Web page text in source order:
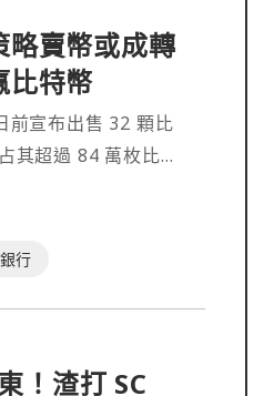
略賣幣或成轉
比特幣
前宣布出售 32 顆比
其超過 84 萬枚比特
行
！渣打 SC